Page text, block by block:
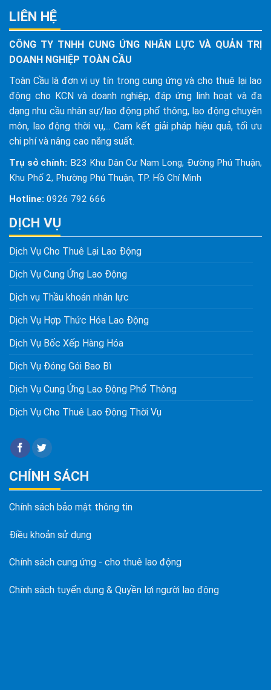
LIÊN HỆ
CÔNG TY TNHH CUNG ỨNG NHÂN LỰC VÀ QUẢN TRỊ
DOANH NGHIỆP TOÀN CẦU
Toàn Cầu là đơn vị uy tín trong cung ứng và cho thuê lại lao
động cho KCN và doanh nghiệp, đáp ứng linh hoạt và đa
dạng nhu cầu nhân sự/lao động phổ thông, lao động chuyên
môn, lao động thời vụ,... Cam kết giải pháp hiệu quả, tối ưu
chi phí và nâng cao năng suất.
Trụ sở chính: B23 Khu Dân Cư Nam Long, Đường Phú Thuận,
Khu Phố 2, Phường Phú Thuận, TP. Hồ Chí Minh
Hotline: 0926 792 666
DỊCH VỤ
Dịch Vụ Cho Thuê Lại Lao Động
Dịch Vụ Cung Ứng Lao Động
Dịch vụ Thầu khoán nhân lực
Dịch Vụ Hợp Thức Hóa Lao Động
Dịch Vụ Bốc Xếp Hàng Hóa
Dịch Vụ Đóng Gói Bao Bì
Dịch Vụ Cung Ứng Lao Động Phổ Thông
Dịch Vụ Cho Thuê Lao Động Thời Vụ
CHÍNH SÁCH
Chính sách bảo mật thông tin
Điều khoản sử dụng
Chính sách cung ứng - cho thuê lao động
Chính sách tuyển dụng & Quyền lợi người lao động